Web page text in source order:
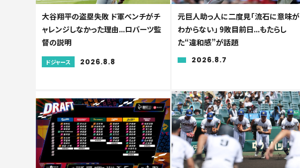
大谷翔平の盗塁失敗 ド軍ベンチがチ
ャレンジしなかった理由...ロバーツ監
督の説明
ドジャース 2026.8.8
元巨人助っ人に二度見「流石に意味が
わからない」 9敗目前日...もたらし
た“違和感”が話題
2026.8.7